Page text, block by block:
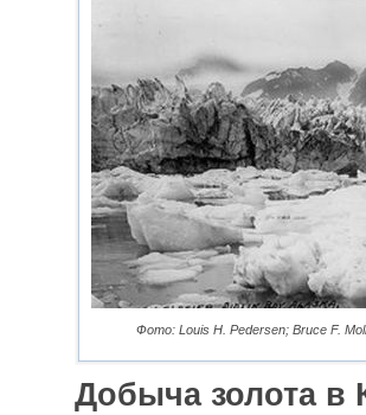
Фото: Louis H. Pedersen; Bruce F.
Добыча золота в